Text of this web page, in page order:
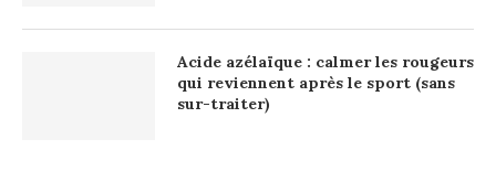
Acide azélaïque : calmer les rougeurs
qui reviennent après le sport (sans
sur-traiter)